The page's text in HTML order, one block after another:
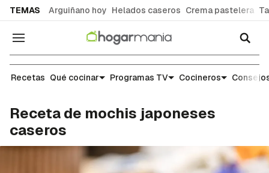
TEMAS Arguiñano hoy Helados caseros Crema pastelera
Navegación
Recetas
Recetas Qué cocinar Programas TV Cocineros
Receta de mochis japoneses
caseros